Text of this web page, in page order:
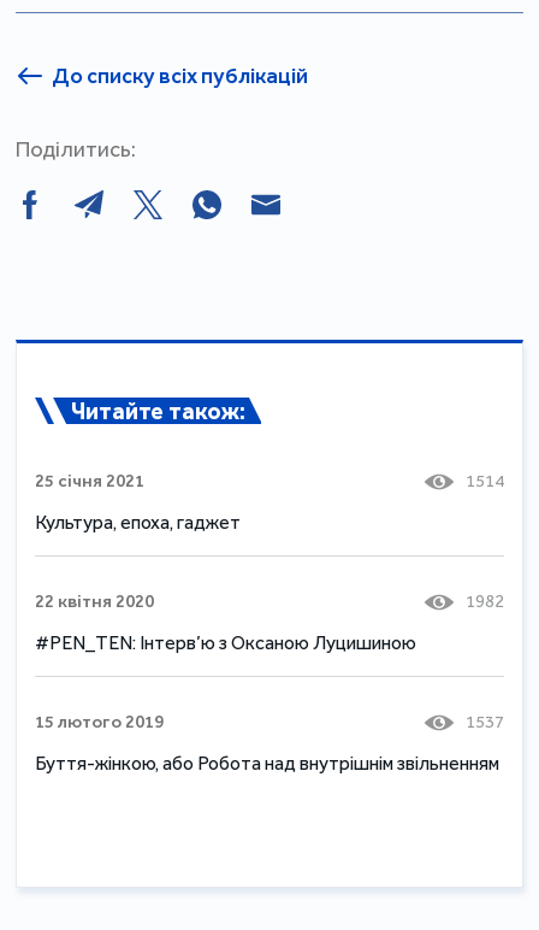
До списку всіх публікацій
Поділитись:
Читайте також:
25 січня 2021 1514
Культура, епоха, гаджет
22 квітня 2020 1982
#PEN_TEN: Інтерв’ю з Оксаною Луцишиною
15 лютого 2019 1537
Буття-жінкою, або Робота над внутрішнім звільненням